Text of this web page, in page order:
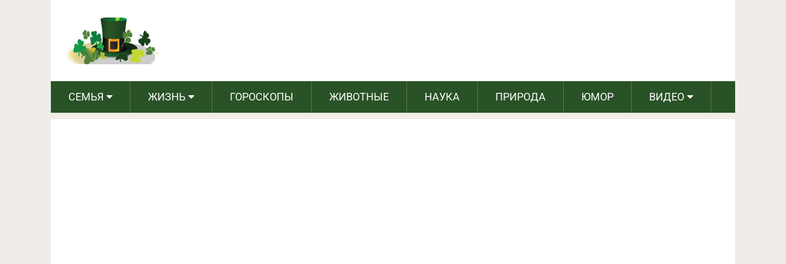
СЕМЬЯ ЖИЗНЬ ГОРОСКОПЫ ЖИВОТНЫЕ НАУКА ПРИРОДА ЮМОР ВИДЕО
5 интригующих фильмов, от которых невозможно оторваться